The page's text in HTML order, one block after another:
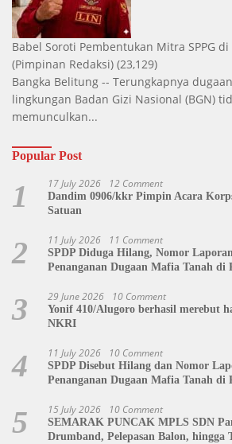
Babel Soroti Pembentukan Mitra SPPG
(Pimpinan Redaksi) (23,129)
Bangka Belitung -- Terungkapnya
lingkungan Badan Gizi Nasional (BGN)
memunculkan...
Popular Post
1 17 July 2026 12 Comment
Dandim 0906/kkr Pimpin Acara
Satuan
2 11 July 2026 11 Comment
SPDP Diduga Hilang, Nomor
Penanganan Dugaan Mafia Tanah di
3 29 June 2026 10 Comment
Yonif 410/Alugoro berhasil merebut
NKRI
4 11 July 2026 10 Comment
SPDP Disebut Hilang dan Nomor
Penanganan Dugaan Mafia Tanah di
5 15 July 2026 10 Comment
SEMARAK PUNCAK MPLS SDN
Drumband, Pelepasan Balon, hingga